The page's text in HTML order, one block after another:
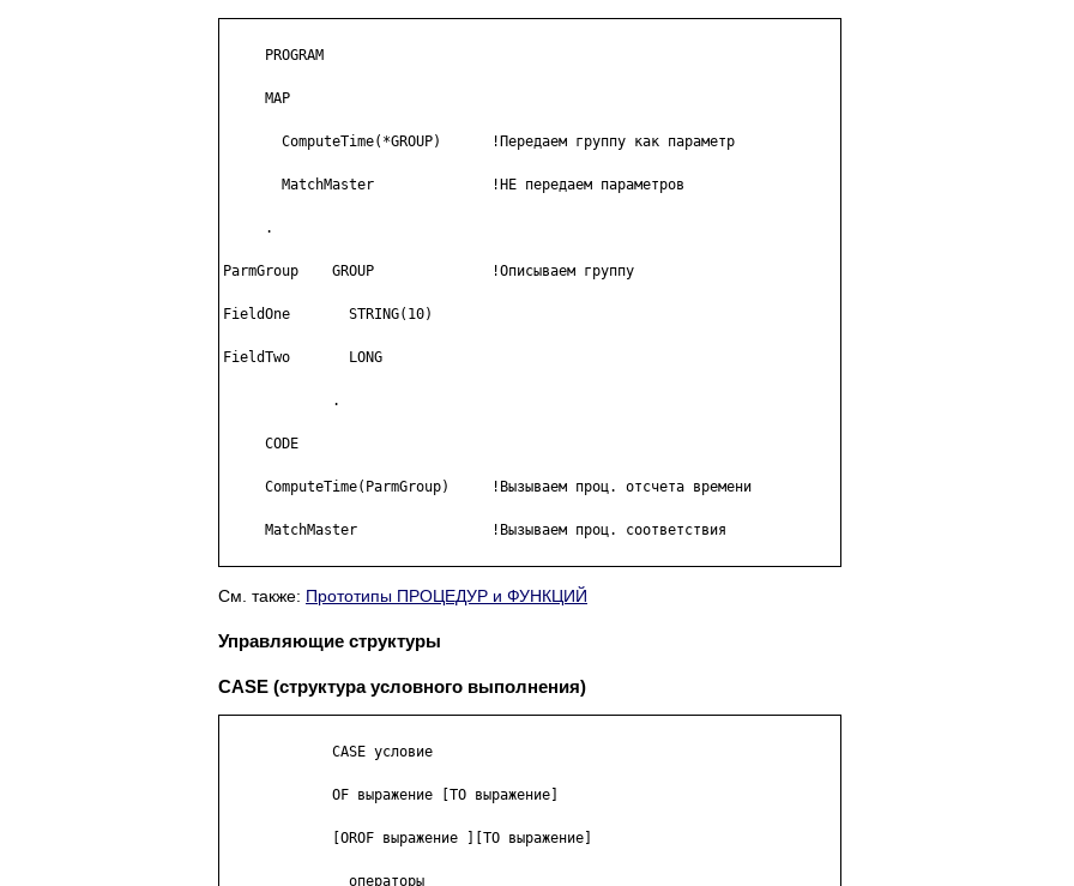
     PROGRAM
     MAP
       ComputeTime(*GROUP)      !Передаем группу как параметр
       MatchMaster              !НЕ передаем параметров
     .
ParmGroup    GROUP              !Описываем группу
FieldOne       STRING(10)
FieldTwo       LONG
             .
     CODE
     ComputeTime(ParmGroup)     !Вызываем проц. отсчета времени
     MatchMaster                !Вызываем проц. соответствия
См. также: Прототипы ПРОЦЕДУР и ФУНКЦИЙ
Управляющие структуры
CASE (структура условного выполнения)
             CASE условие
             OF выражение [TO выражение]
             [OROF выражение ][TO выражение]
               операторы